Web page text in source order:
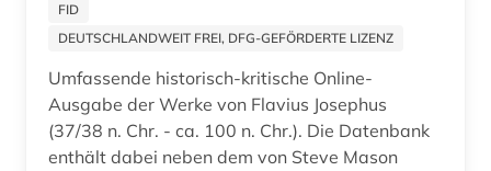
autografen (1)
autor (4)
außenpolitik (7)
Norwegen (62)
Oesterreich (36)
Ostasien (14)
FID
DEUTSCHLANDWEIT FREI, DFG-GEFÖRDERTE LIZENZ
Umfassende historisch-kritische Online-
Ausgabe der Werke von Flavius Josephus
(37/38 n. Chr. - ca. 100 n. Chr.). Die Datenbank
enthält dabei neben dem von Steve Mason